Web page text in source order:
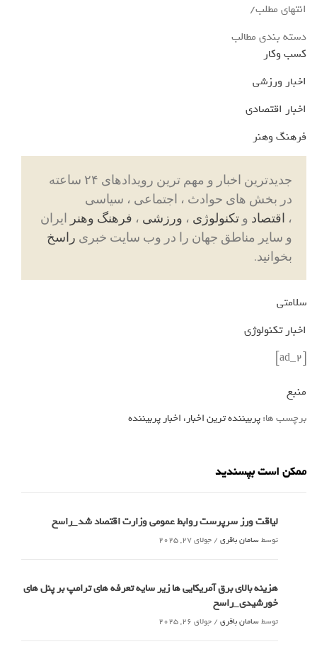
انتهای مطلب/
دسته بندی مطالب
کسب وکار
اخبار ورزشی
اخبار اقتصادی
فرهنگ وهنر
جدیدترین اخبار و مهم ترین رویدادهای ۲۴ ساعته
در بخش های حوادث ، اجتماعی ، سیاسی
، اقتصاد و تکنولوژی ، ورزشی ، فرهنگ وهنر ایران
و سایر مناطق جهان را در وب سایت خبری راسخ
بخوانید.
سلامتی
اخبار تکنولوژی
[ad_2]
منبع
برچسب ها:پربیننده ترین اخبار، اخبار پربیننده
ممکن است بپسندید
لیاقت ورز سرپرست روابط عمومی وزارت اقتصاد شد_راسخ
توسطسامان باقری / جولای 27, 2025
هزینه بالای برق آمریکایی ها زیر سایه تعرفه های ترامپ بر پنل های
خورشیدی_راسخ
توسطسامان باقری / جولای 26, 2025